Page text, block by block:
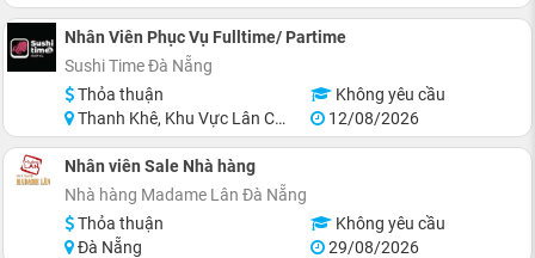
Nhân Viên Phục Vụ Fulltime/ Partime
Sushi Time Đà Nẵng
Thỏa thuận
Không yêu cầu
Thanh Khê, Khu Vực Lân Cận Đà Nẵng
12/08/2026
Nhân viên Sale Nhà hàng
Nhà hàng Madame Lân Đà Nẵng
Thỏa thuận
Không yêu cầu
Đà Nẵng
29/08/2026